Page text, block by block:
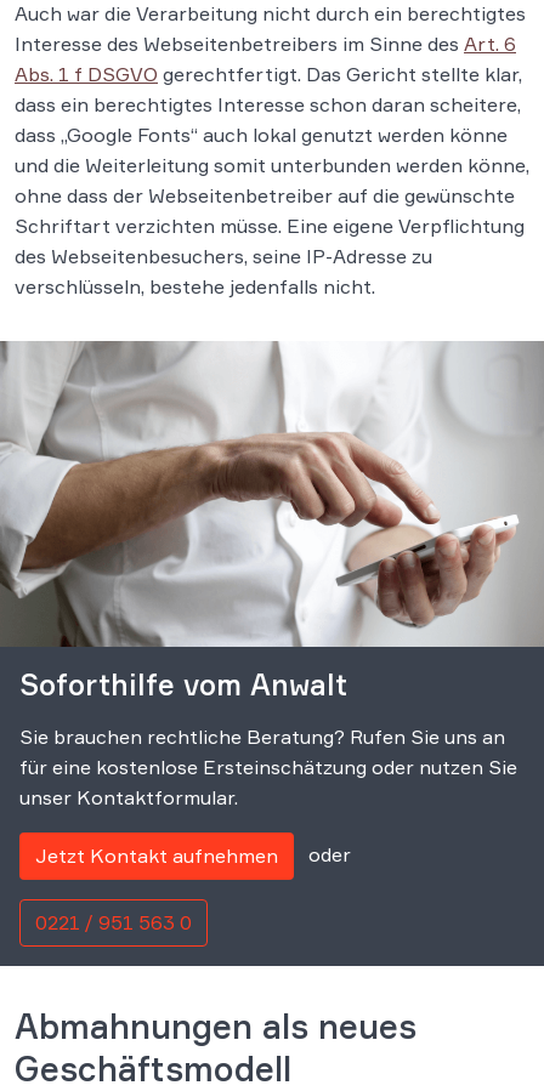
Auch war die Verarbeitung nicht durch ein berechtigtes
Interesse des Webseitenbetreibers im Sinne des Art. 6
Abs. 1 f DSGVO gerechtfertigt. Das Gericht stellte klar,
dass ein berechtigtes Interesse schon daran scheitere,
dass „Google Fonts“ auch lokal genutzt werden könne
und die Weiterleitung somit unterbunden werden könne,
ohne dass der Webseitenbetreiber auf die gewünschte
Schriftart verzichten müsse. Eine eigene Verpflichtung
des Webseitenbesuchers, seine IP-Adresse zu
verschlüsseln, bestehe jedenfalls nicht.
Soforthilfe vom Anwalt
Sie brauchen rechtliche Beratung? Rufen Sie uns an
für eine kostenlose Ersteinschätzung oder nutzen Sie
unser Kontaktformular.
Jetzt Kontakt aufnehmen oder
0221 / 951 563 0
Abmahnungen als neues
Geschäftsmodell